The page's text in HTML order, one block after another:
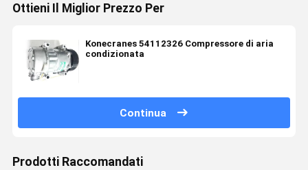
Ottieni Il Miglior Prezzo Per
Konecranes 54112326 Compressore di aria
condizionata
Continua
Prodotti Raccomandati